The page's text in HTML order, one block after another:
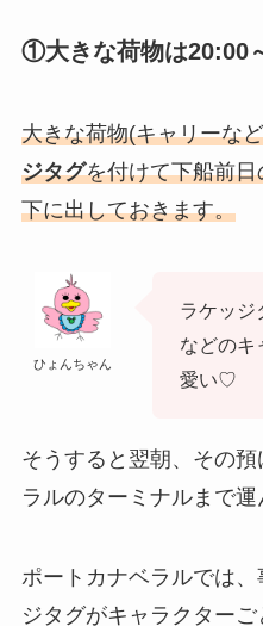
①大きな荷物は20:00
大きな荷物(キャリーな
ジタグを付けて下船前日
下に出しておきます。
ひょんちゃん
ラケッジ
などのキ
愛い♡
そうすると翌朝、その
ラルのターミナルまで運
ポートカナベラルでは
ジタグがキャラクター